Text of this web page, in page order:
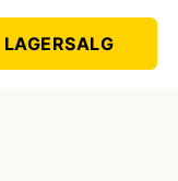
LAGERSALG